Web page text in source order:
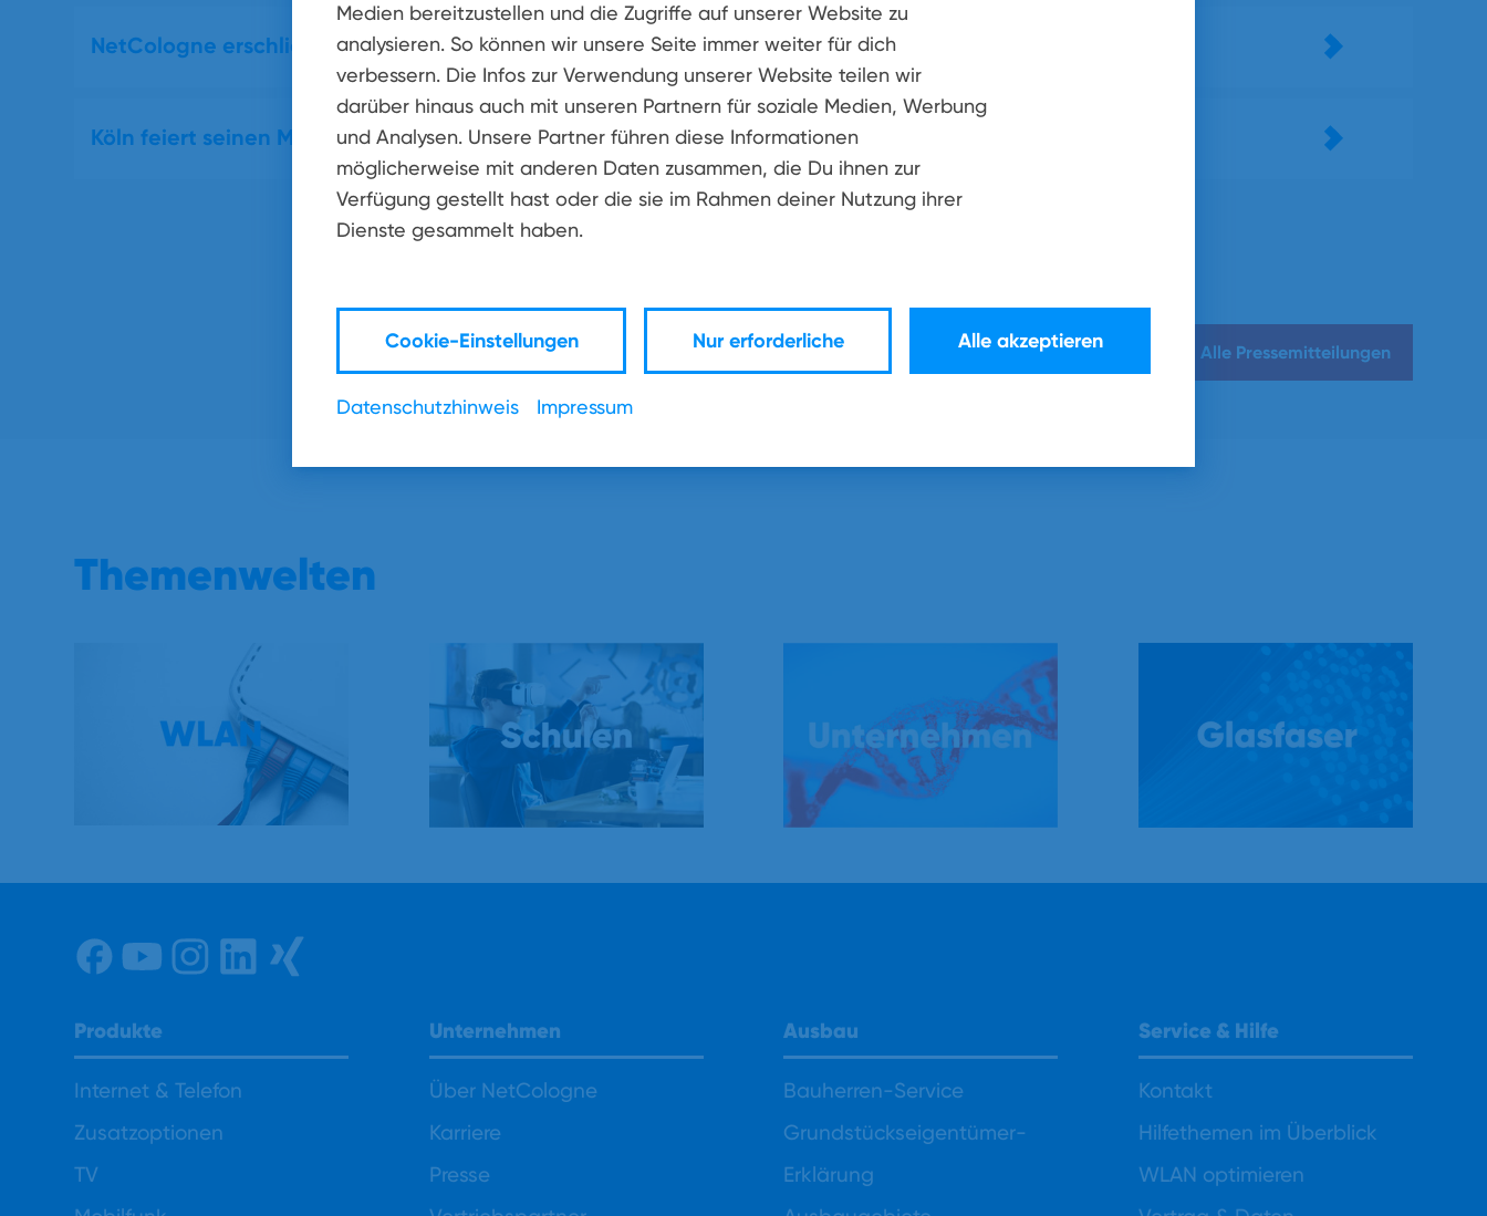
Medien bereitzustellen und die Zugriffe auf unserer Website zu
analysieren. So können wir unsere Seite immer weiter für dich
verbessern. Die Infos zur Verwendung unserer Website teilen wir
darüber hinaus auch mit unseren Partnern für soziale Medien, Werbung
und Analysen. Unsere Partner führen diese Informationen
möglicherweise mit anderen Daten zusammen, die Du ihnen zur
Verfügung gestellt hast oder die sie im Rahmen deiner Nutzung ihrer
Dienste gesammelt haben.
Cookie-Einstellungen Nur erforderliche Alle akzeptieren
Datenschutzhinweis Impressum
NetCologne erschließt Stürzelberg und Zons: Glasfaserausbau in Dormagen geht in die nächste Runde
Köln feiert seinen Mittelstand: Gala im Sachsenturm ehrt DIE BESTEN 2026
Alle Pressemitteilungen
Themenwelten
Produkte
Internet & Telefon
Zusatzoptionen
TV
Unternehmen
Über NetCologne
Karriere
Presse
Ausbau
Bauherren-Service
Grundstückseigentümer-
Erklärung
Service & Hilfe
Kontakt
Hilfethemen im Überblick
WLAN optimieren